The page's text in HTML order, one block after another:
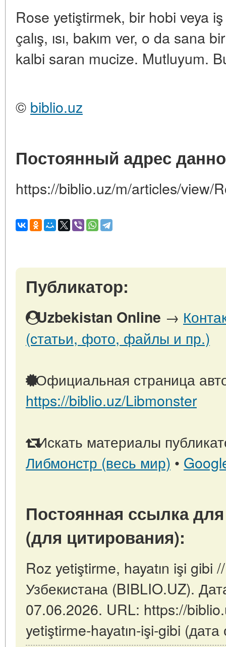
Rose yetiştirmek, bir hobi veya
çalış, ısı, bakım ver, o da sana
kalbi saran mucize. Mutluyum.
© biblio.uz
Постоянный адрес
https://biblio.uz/m/articles/view/
Публикатор:
Uzbekistan Online →
(статьи, фото, файлы и пр.)
Официальная страница
https://biblio.uz/Libmonster
Искать материалы
Либмонстр (весь мир) •
Постоянная ссылка
(для цитирования):
Roz yetiştirme, hayatın işi gibi
Узбекистана (BIBLIO.UZ).
07.06.2026. URL: https://
yetiştirme-hayatın-işi-gibi